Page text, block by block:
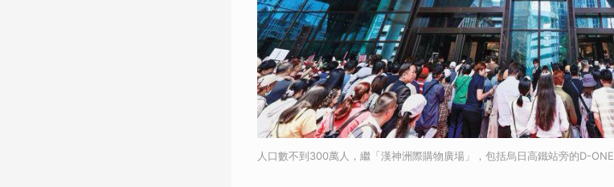
人口數不到300萬人，繼「漢神洲際購物廣場」，包括烏日高鐵站旁的D-